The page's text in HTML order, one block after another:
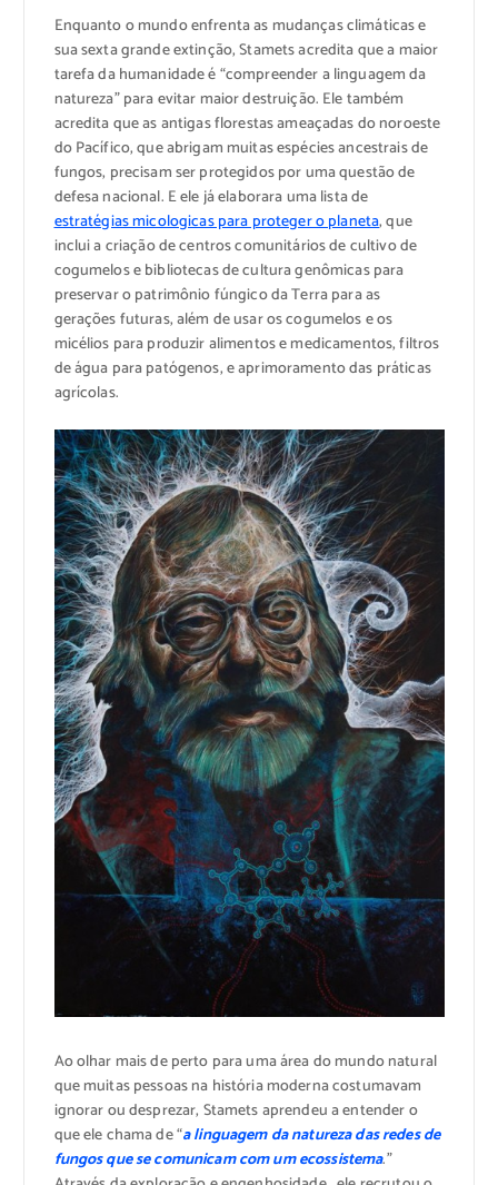
Enquanto o mundo enfrenta as mudanças climáticas e
sua sexta grande extinção, Stamets acredita que a maior
tarefa da humanidade é “compreender a linguagem da
natureza” para evitar maior destruição. Ele também
acredita que as antigas florestas ameaçadas do noroeste
do Pacífico, que abrigam muitas espécies ancestrais de
fungos, precisam ser protegidos por uma questão de
defesa nacional. E ele já elaborara uma lista de
estratégias micologicas para proteger o planeta, que
inclui a criação de centros comunitários de cultivo de
cogumelos e bibliotecas de cultura genômicas para
preservar o patrimônio fúngico da Terra para as
gerações futuras, além de usar os cogumelos e os
micélios para produzir alimentos e medicamentos, filtros
de água para patógenos, e aprimoramento das práticas
agrícolas.
Ao olhar mais de perto para uma área do mundo natural
que muitas pessoas na história moderna costumavam
ignorar ou desprezar, Stamets aprendeu a entender o
que ele chama de “a linguagem da natureza das redes de
fungos que se comunicam com um ecossistema.”